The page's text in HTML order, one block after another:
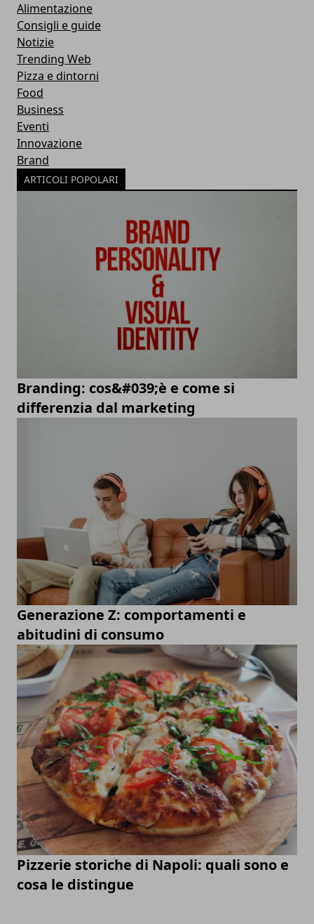
Alimentazione
Consigli e guide
Notizie
Trending Web
Pizza e dintorni
Food
Business
Eventi
Innovazione
Brand
ARTICOLI POPOLARI
Branding: cos&#039;è e come si
differenzia dal marketing
Generazione Z: comportamenti e
abitudini di consumo
Pizzerie storiche di Napoli: quali sono e
cosa le distingue